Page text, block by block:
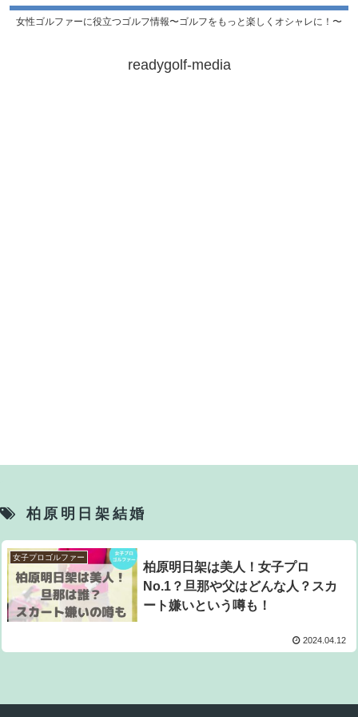
女性ゴルファーに役立つゴルフ情報〜ゴルフをもっと楽しくオシャレに！〜
readygolf-media
柏原明日架結婚
女子プロゴルファー
柏原明日架は美人！女子プロ
No.1？旦那や父はどんな人？スカ
ート嫌いという噂も！
2024.04.12